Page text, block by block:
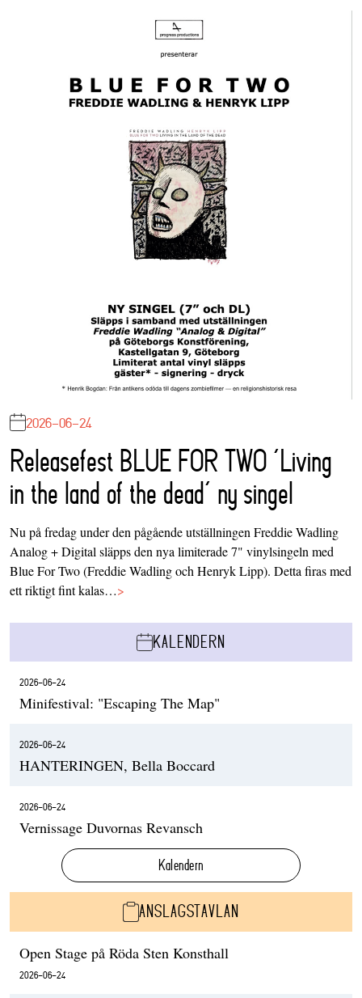
2026-06-24
Releasefest BLUE FOR TWO ‘Living
in the land of the dead’ ny singel
Nu på fredag under den pågående utställningen Freddie Wadling
Analog + Digital släpps den nya limiterade 7" vinylsingeln med
Blue For Two (Freddie Wadling och Henryk Lipp). Detta firas med
ett riktigt fint kalas…>
KALENDERN
2026-06-24
Minifestival: "Escaping The Map"
2026-06-24
HANTERINGEN, Bella Boccard
2026-06-24
Vernissage Duvornas Revansch
Kalendern
ANSLAGSTAVLAN
Open Stage på Röda Sten Konsthall
2026-06-24